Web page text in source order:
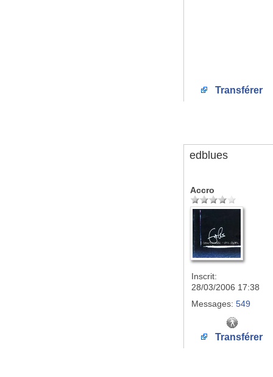
Transférer
edblues
Accro
Inscrit:
28/03/2006 17:38
Messages: 549
Transférer